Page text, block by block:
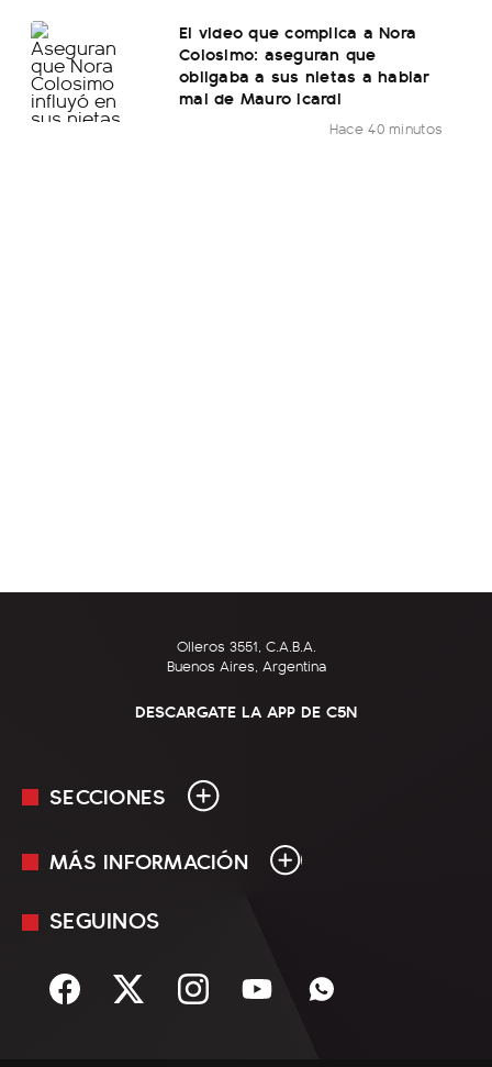
El video que complica a Nora
Colosimo: aseguran que
obligaba a sus nietas a hablar
mal de Mauro Icardi
Hace 40 minutos
Olleros 3551, C.A.B.A.
Buenos Aires, Argentina
DESCARGATE LA APP DE C5N
SECCIONES
En Vivo
Sociedad
MÁS INFORMACIÓN
Mediakit
Términos y condiciones
SEGUINOS